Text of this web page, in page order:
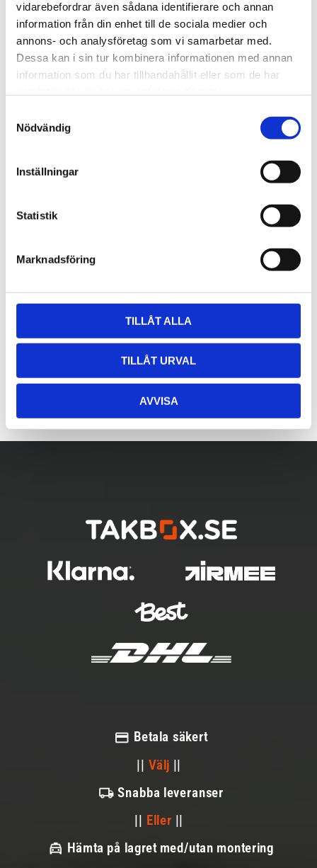
vidarebefordrar även sådana identifierare och annan
information från din enhet till de sociala medier och
annons- och analysföretag som vi samarbetar med.
Dessa kan i sin tur kombinera informationen med annan
information som du har tillhandahållit eller som de har
Nödvändig
Inställningar
Statistik
Marknadsföring
TILLÅT ALLA
TILLÅT URVAL
AVVISA
Lättmonterad
takräcken, för fordon utan
befintliga fästpunkter för
fabriksmonterade räcken.
1 795 kr
kr
Lättmonterad
Edge-takräcken, för
fordon utan befintliga
eller fabriksmonterade
räcken.
2 525kr
2 635
Betala säkert
|| Välj ||
Snabba leveranser
|| Eller ||
Hämta på lagret med/utan montering